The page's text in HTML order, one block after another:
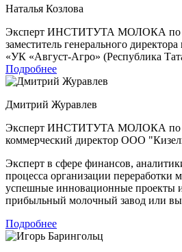
Наталья Козлова
Эксперт ИНСТИТУТА МОЛОКА по
заместитель генерального
«УК «Август-Агро» (Республика
Подробнее
Дмитрий Журавлев
Эксперт ИНСТИТУТА МОЛОКА по
коммерческий директор ООО
Эксперт в сфере финансов,
процесса организации переработки
успешные инновационные проекты
прибыльный молочный завод или
Подробнее